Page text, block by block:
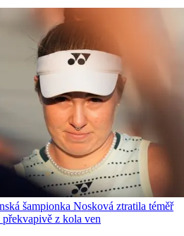
šampionka Nosková ztratila téměř
překvapivě z kola ven